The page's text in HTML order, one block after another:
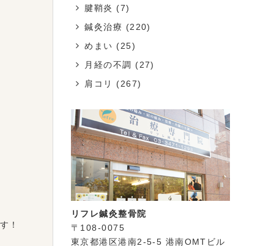
！
腱鞘炎 (7)
鍼灸治療 (220)
めまい (25)
月経の不調
(27)
肩コリ
(267)
リフレ鍼灸整骨院
〒108-0075
東京都港区港南2-5-5 港南OMTビル